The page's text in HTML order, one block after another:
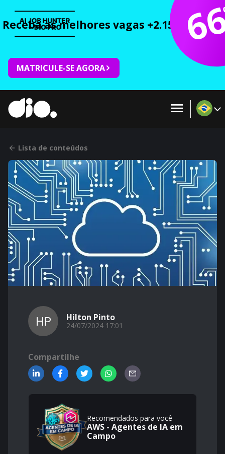
Receba as melhores vagas +2.150 cursos
MATRICULE-SE AGORA
Lista de conteúdos
HP Hilton Pinto
24/07/2024 17:01
Compartilhe
Recomendados para você
AWS - Agentes de IA em
Campo